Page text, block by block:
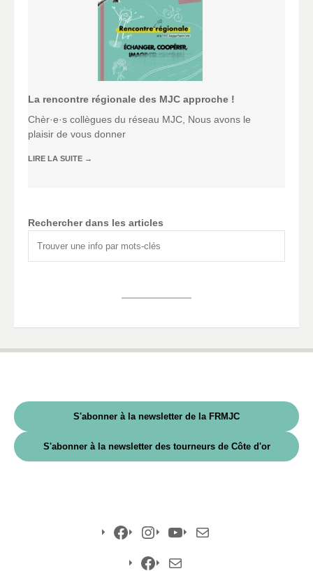
La rencontre régionale des MJC approche !
Chèr·e·s collègues du réseau MJC, Nous avons le
plaisir de vous donner
LIRE LA SUITE →
Rechercher dans les articles
S'abonner à la newsletter de la FRMJC
S'abonner à la newsletter des tourneurs de Côte d'or